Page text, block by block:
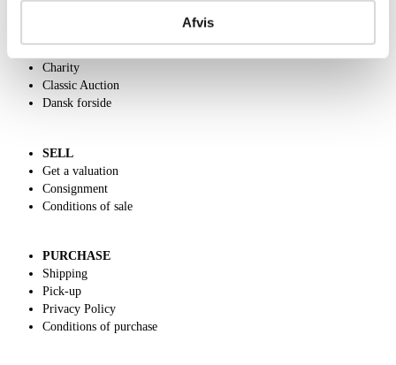
Afvis
Charity
Classic Auction
Dansk forside
SELL
Get a valuation
Consignment
Conditions of sale
PURCHASE
Shipping
Pick-up
Privacy Policy
Conditions of purchase